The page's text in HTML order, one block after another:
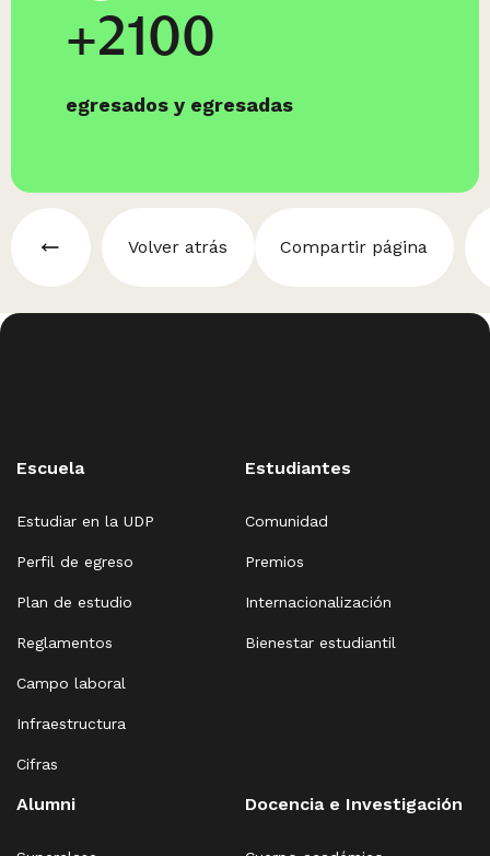
+2100
egresados y egresadas
Volver atrás Compartir página
Escuela
Estudiar en la UDP
Perfil de egreso
Plan de estudio
Reglamentos
Campo laboral
Infraestructura
Cifras
Estudiantes
Comunidad
Premios
Internacionalización
Bienestar estudiantil
Alumni Docencia e Investigación